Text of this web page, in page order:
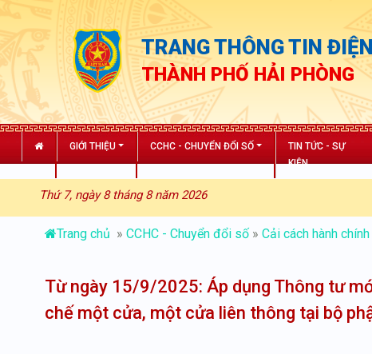
TRANG THÔNG TIN
THÀNH PHỐ HẢI PHÒNG
GIỚI THIỆU CCHC - CHUYỂN ĐỔI SỐ
TIN TỨC - SỰ
KIỆN
Thứ 7, ngày 8 tháng 8 năm 2026
Trang chủ »CCHC - Chuyển đổi số »Cải cách hành chính
Từ ngày 15/9/2025: Áp dụng Thông tư
chế một cửa, một cửa liên thông tại bộ